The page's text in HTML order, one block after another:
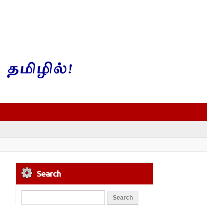
Search